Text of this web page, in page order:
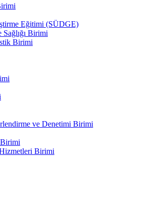
Eğitimi (SÜDGE)
Birimi
Birimi
ve Denetimi Birimi
Birimi
Birimi